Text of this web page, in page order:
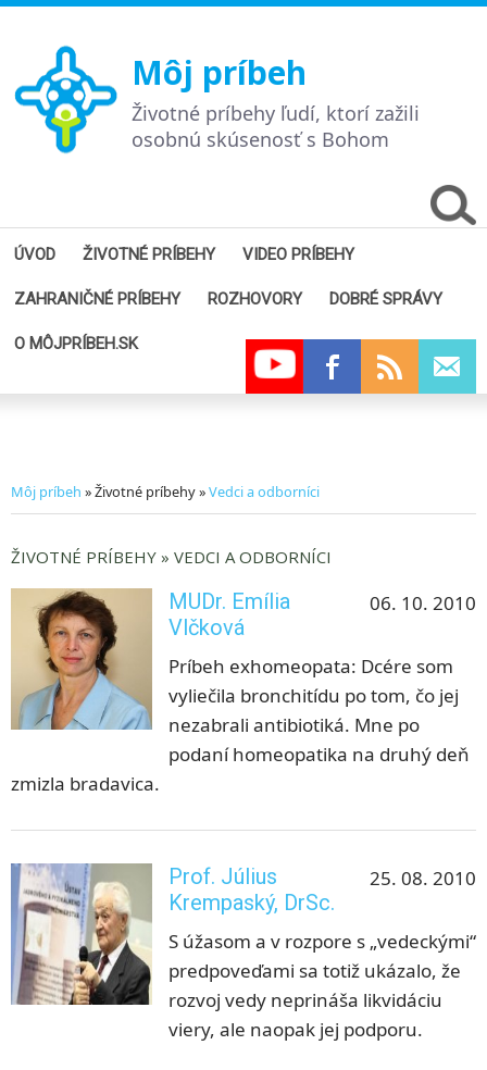
Môj príbeh
Životné príbehy ľudí, ktorí zažili
osobnú skúsenosť s Bohom
ÚVOD ŽIVOTNÉ PRÍBEHY VIDEO PRÍBEHY
ZAHRANIČNÉ PRÍBEHY ROZHOVORY DOBRÉ SPRÁVY
O MÔJPRÍBEH.SK
Môj príbeh » Životné príbehy »Vedci a odborníci
ŽIVOTNÉ PRÍBEHY » VEDCI A ODBORNÍCI
06. 10. 2010
MUDr. Emília
Vlčková
Príbeh exhomeopata: Dcére som
vyliečila bronchitídu po tom, čo jej
nezabrali antibiotiká. Mne po
podaní homeopatika na druhý deň
zmizla bradavica.
25. 08. 2010
Prof. Július
Krempaský, DrSc.
S úžasom a v rozpore s „vedeckými“
predpoveďami sa totiž ukázalo, že
rozvoj vedy neprináša likvidáciu
viery, ale naopak jej podporu.